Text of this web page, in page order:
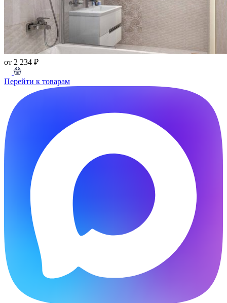
от 2 234 ₽
Перейти к товарам